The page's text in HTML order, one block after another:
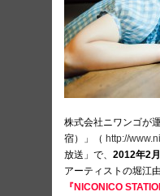
株式会社ニワンゴが
宿）」（ http://
放送」で、 2012年2
アーティストの堀江
『NICONICO